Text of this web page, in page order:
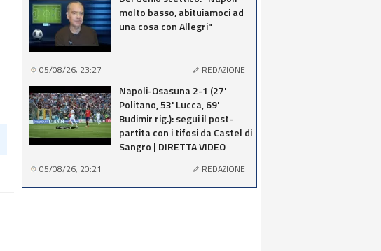
molto basso, abituiamoci ad
una cosa con Allegri"
05/08/26, 23:27 REDAZIONE
Napoli-Osasuna 2-1 (27'
Politano, 53' Lucca, 69'
Budimir rig.): segui il post-
partita con i tifosi da Castel di
Sangro | DIRETTA VIDEO
05/08/26, 20:21 REDAZIONE